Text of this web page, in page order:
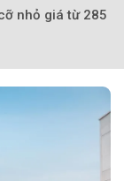
nhỏ giá từ 285